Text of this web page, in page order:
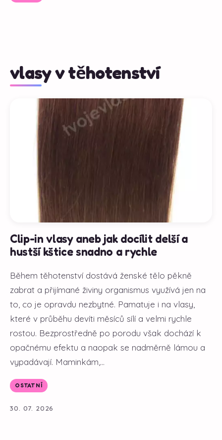
vlasy v těhotenství
Clip-in vlasy aneb jak docílit delší a
hustší kštice snadno a rychle
Během těhotenství dostává ženské tělo pěkně
zabrat a přijímané živiny organismus využívá jen na
to, co je opravdu nezbytné. Pamatuje i na vlasy,
které v průběhu devíti měsíců sílí a velmi rychle
rostou. Bezprostředně po porodu však dochází k
opačnému efektu a naopak se nadměrně lámou a
vypadávají. Maminkám,...
OSTATNÍ
30. 07. 2026